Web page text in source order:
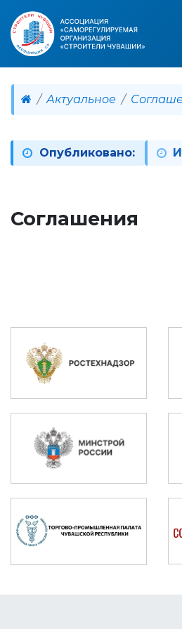
Актуальное
Опубликовано:
Соглашения